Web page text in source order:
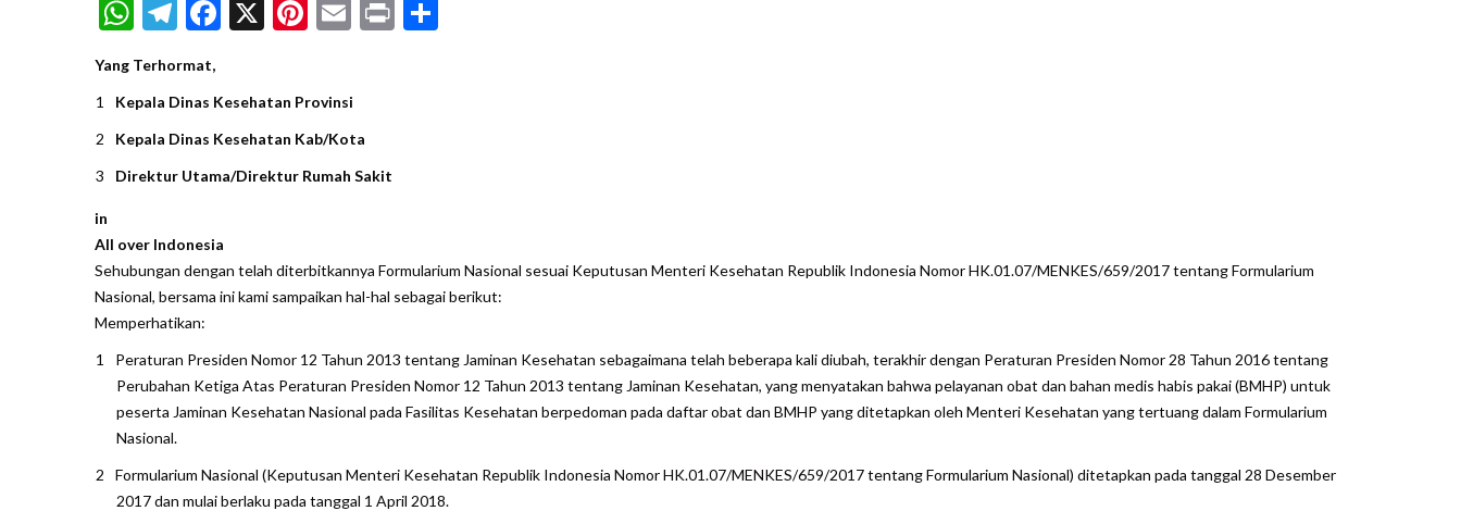
WhatsApp
Telegram
Facebook
X Pinterest
Email
Print
Yang Terhormat,
Kepala Dinas Kesehatan Provinsi
Kepala Dinas Kesehatan Kab/Kota
Direktur Utama/Direktur Rumah Sakit
in
All over Indonesia
Sehubungan dengan telah diterbitkannya Formularium Nasional sesuai Keputusan Menteri Kesehatan Republik Indonesia Nomor HK.01.07/MENKES/659/2017 tentang Formularium
Nasional, bersama ini kami sampaikan hal-hal sebagai berikut:
Memperhatikan:
Peraturan Presiden Nomor 12 Tahun 2013 tentang Jaminan Kesehatan sebagaimana telah beberapa kali diubah, terakhir dengan Peraturan Presiden Nomor 28 Tahun 2016 tentang
Perubahan Ketiga Atas Peraturan Presiden Nomor 12 Tahun 2013 tentang Jaminan Kesehatan, yang menyatakan bahwa pelayanan obat dan bahan medis habis pakai (BMHP) untuk
peserta Jaminan Kesehatan Nasional pada Fasilitas Kesehatan berpedoman pada daftar obat dan BMHP yang ditetapkan oleh Menteri Kesehatan yang tertuang dalam Formularium
Nasional.
Formularium Nasional (Keputusan Menteri Kesehatan Republik Indonesia Nomor HK.01.07/MENKES/659/2017 tentang Formularium Nasional) ditetapkan pada tanggal 28 Desember
2017 dan mulai berlaku pada tanggal 1 April 2018.